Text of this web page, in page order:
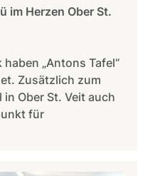
im Herzen Ober St.
„Antons Tafel“
Zusätzlich zum
Ober St. Veit auch
für